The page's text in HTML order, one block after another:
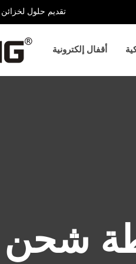
تقديم حلول لخزائن
أقفال إلكترونية
شحن